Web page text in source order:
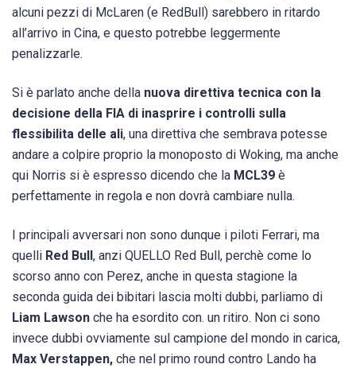
alcuni pezzi di McLaren (e RedBull) sarebbero in ritardo
all’arrivo in Cina, e questo potrebbe leggermente
penalizzarle.
Si è parlato anche della nuova direttiva tecnica con la
decisione della FIA di inasprire i controlli sulla
flessibilitа delle ali, una direttiva che sembrava potesse
andare a colpire proprio la monoposto di Woking, ma anche
qui Norris si è espresso dicendo che la MCL39 è
perfettamente in regola e non dovrà cambiare nulla.
I principali avversari non sono dunque i piloti Ferrari, ma
quelli Red Bull, anzi QUELLO Red Bull, perchè come lo
scorso anno con Perez, anche in questa stagione la
seconda guida dei bibitari lascia molti dubbi, parliamo di
Liam Lawson che ha esordito con. un ritiro. Non ci sono
invece dubbi ovviamente sul campione del mondo in carica,
Max Verstappen, che nel primo round contro Lando ha